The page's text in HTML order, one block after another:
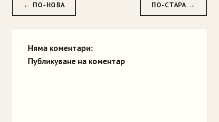
← ПО-НОВА ПО-СТАРА →
Няма коментари:
Публикуване на коментар